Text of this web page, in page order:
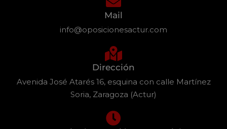
Mail
info@oposicionesactur.com
Dirección
Avenida José Atarés 16, esquina con calle Martínez
Soria, Zaragoza (Actur)